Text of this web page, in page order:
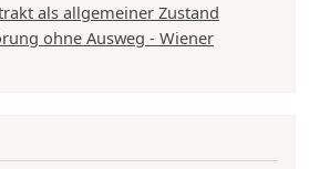
als allgemeiner Zustand
ohne Ausweg - Wiener